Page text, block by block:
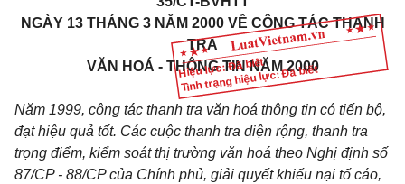
Hiệu lực: Đã biết
Tình trạng hiệu lực: Đã biết
NGÀY 13 THÁNG 3 NĂM 2000 VỀ CÔNG TÁC THANH
TRA
VĂN HOÁ - THÔNG TIN NĂM 2000
Năm 1999, công tác thanh tra văn hoá thông tin có tiến bộ,
đạt hiệu quả tốt. Các cuộc thanh tra diện rộng, thanh tra
trọng điểm, kiểm soát thị trường văn hoá theo Nghị định số
87/CP - 88/CP của Chính phủ, giải quyết khiếu nại tố cáo,